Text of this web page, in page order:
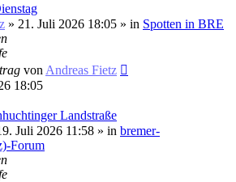
» 21. Juli 2026 18:05 » in Spotten in BRE
von Andreas Fietz
18:05
Landstraße
Juli 2026 11:58 » in bremer-
Forum